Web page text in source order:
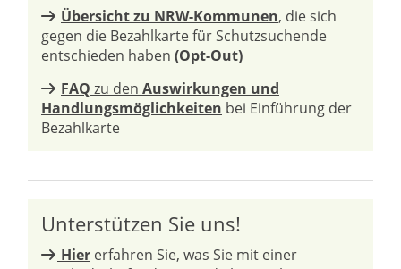
Übersicht zu NRW-Kommunen, die sich
gegen die Bezahlkarte für Schutzsuchende
entschieden haben (Opt-Out)
FAQ zu den Auswirkungen und
Handlungsmöglichkeiten bei Einführung der
Bezahlkarte
Unterstützen Sie uns!
Hier erfahren Sie, was Sie mit einer